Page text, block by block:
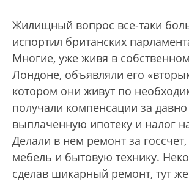
Жилищный вопрос все-таки
испортил британских
Многие, уже живя в
Лондоне, объявляли его
котором они живут по
получали компенсации за давно
выплаченную ипотеку и налог
Делали в нем ремонт за
мебель и бытовую технику.
сделав шикарный ремонт, тут